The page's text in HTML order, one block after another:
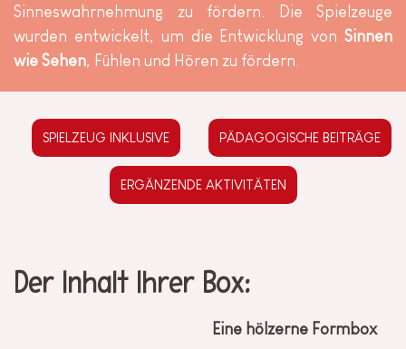
Sinneswahrnehmung zu fördern. Die Spielzeuge
wurden entwickelt, um die Entwicklung von Sinnen
wie Sehen, Fühlen und Hören zu fördern.
SPIELZEUG INKLUSIVE PÄDAGOGISCHE BEITRÄGE
ERGÄNZENDE AKTIVITÄTEN
Der Inhalt Ihrer Box:
Eine hölzerne Formbox